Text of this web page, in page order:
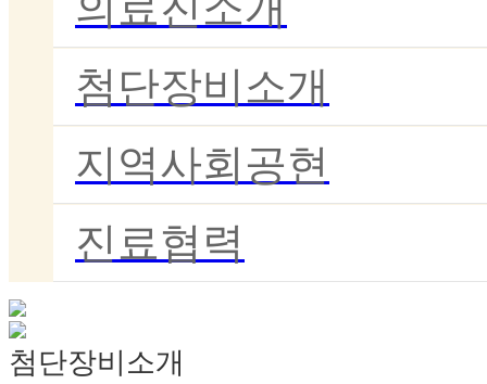
첨단장비소개
지역사회공현
진료협력
첨단장비소개